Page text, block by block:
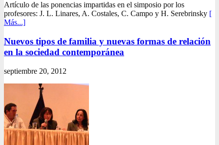
Artículo de las ponencias impartidas en el simposio por los
profesores: J. L. Linares, A. Costales, C. Campo y H. Serebrinsky [
Más...]
Nuevos tipos de familia y nuevas formas de relación
en la sociedad contemporánea
septiembre 20, 2012